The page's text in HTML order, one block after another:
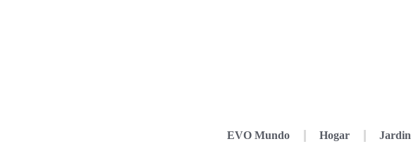
EVO Mundo Hogar Jardin